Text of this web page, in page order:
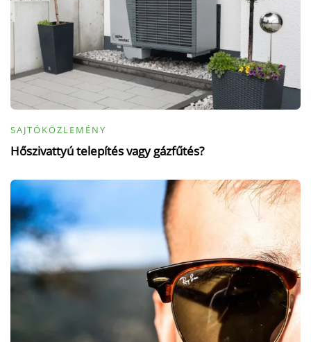
SAJTÓKÖZLEMÉNY
Hőszivattyú telepítés vagy gázfűtés?